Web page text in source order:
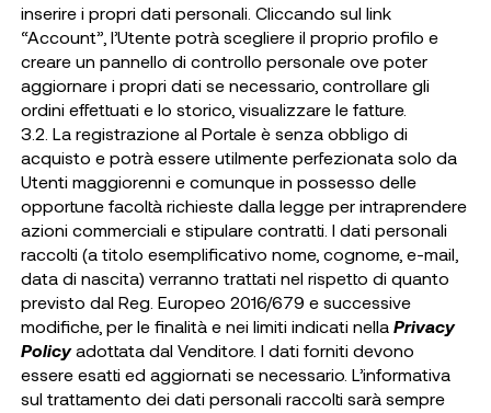
inserire i propri dati personali. Cliccando sul link
“Account”, l’Utente potrà scegliere il proprio profilo e
creare un pannello di controllo personale ove poter
aggiornare i propri dati se necessario, controllare gli
ordini effettuati e lo storico, visualizzare le fatture.
3.2. La registrazione al Portale è senza obbligo di
acquisto e potrà essere utilmente perfezionata solo da
Utenti maggiorenni e comunque in possesso delle
opportune facoltà richieste dalla legge per intraprendere
azioni commerciali e stipulare contratti. I dati personali
raccolti (a titolo esemplificativo nome, cognome, e-mail,
data di nascita) verranno trattati nel rispetto di quanto
previsto dal Reg. Europeo 2016/679 e successive
modifiche, per le finalità e nei limiti indicati nella Privacy
Policyadottata dal Venditore. I dati forniti devono
essere esatti ed aggiornati se necessario. L’informativa
sul trattamento dei dati personali raccolti sarà sempre